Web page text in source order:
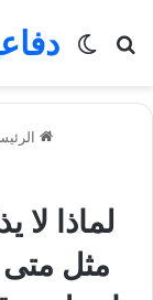
بحث
الوضع
لماذا
مثل